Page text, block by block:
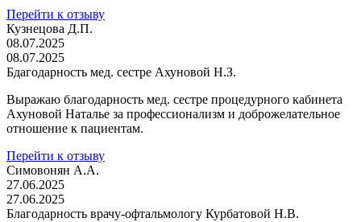
Перейти к отзыву
Кузнецова Д.П.
08.07.2025
08.07.2025
Бдагодарность мед. сестре Ахуновой Н.З.
Выражаю благодарность мед. сестре процедурного кабинета
Ахуновой Наталье за профессионализм и доброжелательное
отношение к пациентам.
Перейти к отзыву
Симовонян А.А.
27.06.2025
27.06.2025
Благодарность врачу-офтальмологу Курбатовой Н.В.